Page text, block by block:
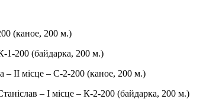
(каное, 200 м.)
1-200 (байдарка, 200 м.)
– ІІ місце – С-2-200 (каное, 200 м.)
– І місце – К-2-200 (байдарка, 200 м.)